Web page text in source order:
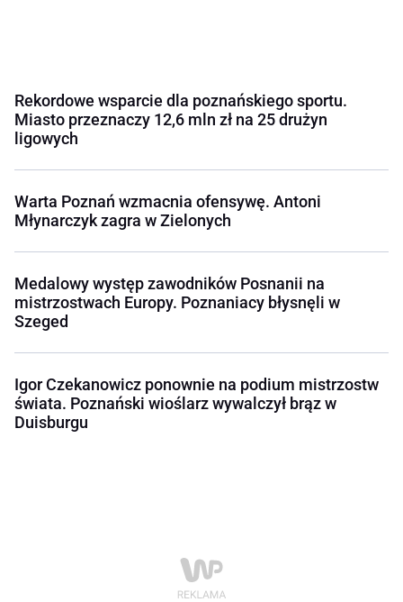
Rekordowe wsparcie dla poznańskiego sportu.
Miasto przeznaczy 12,6 mln zł na 25 drużyn
ligowych
Warta Poznań wzmacnia ofensywę. Antoni
Młynarczyk zagra w Zielonych
Medalowy występ zawodników Posnanii na
mistrzostwach Europy. Poznaniacy błysnęli w
Szeged
Igor Czekanowicz ponownie na podium mistrzostw
świata. Poznański wioślarz wywalczył brąz w
Duisburgu